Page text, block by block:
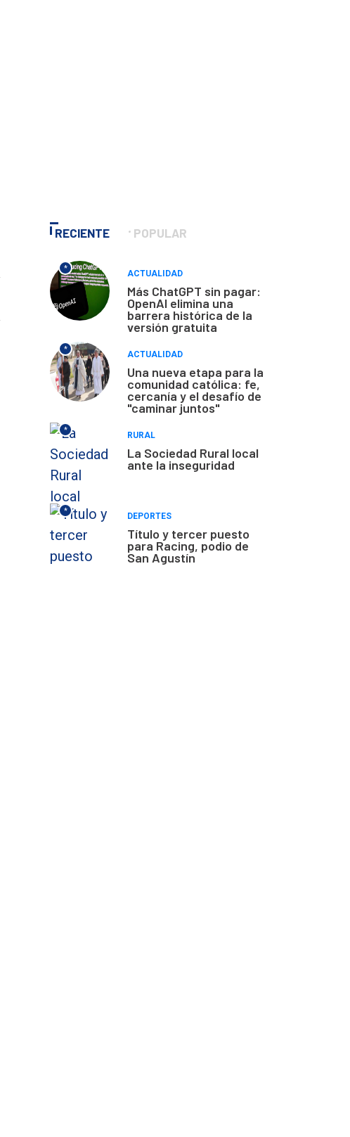
RECIENTE POPULAR
*
ACTUALIDAD
Más ChatGPT sin pagar:
OpenAI elimina una
barrera histórica de la
versión gratuita
*
ACTUALIDAD
Una nueva etapa para la
comunidad católica: fe,
cercanía y el desafío de
"caminar juntos"
*
RURAL
La Sociedad Rural local
ante la inseguridad
*
DEPORTES
Título y tercer puesto
para Racing, podio de
San Agustín